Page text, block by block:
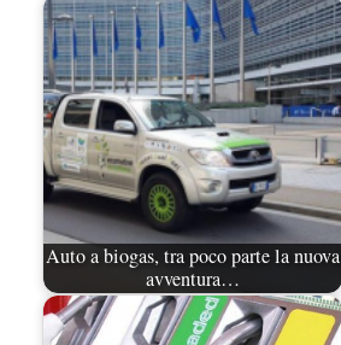
Auto a biogas, tra poco parte la nuova
avventura…